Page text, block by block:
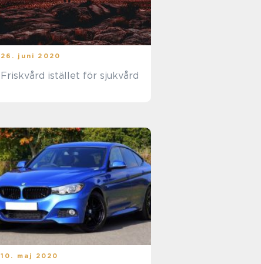
26. juni 2020
Friskvård istället för sjukvård
10. maj 2020